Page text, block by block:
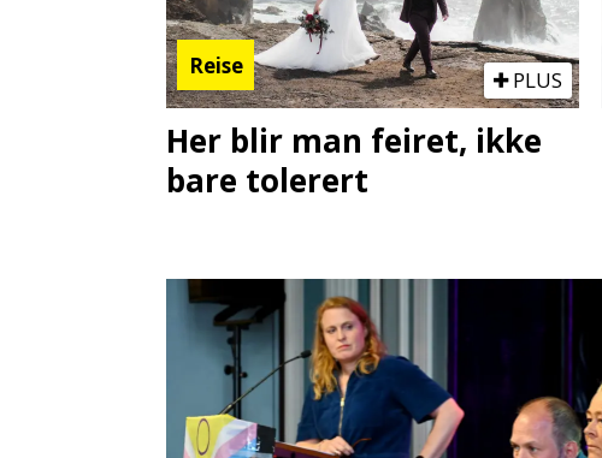
Reise
PLUS
Her blir man feiret, ikke
bare tolerert